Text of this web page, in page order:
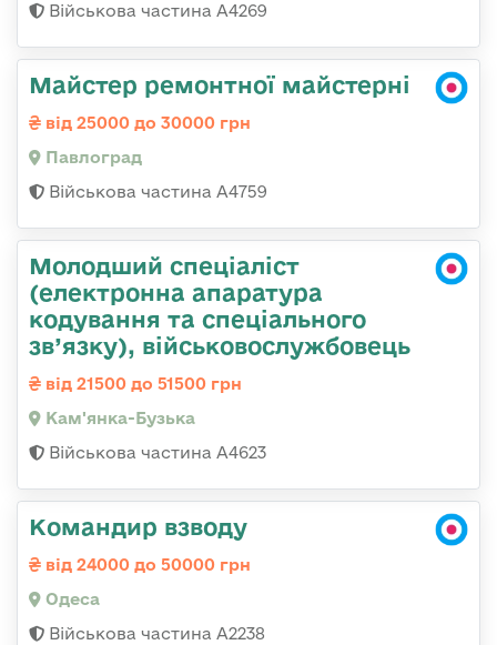
Військова частина А4269
Майстер ремонтної майстерні
від 25000 до 30000 грн
Павлоград
Військова частина А4759
Молодший спеціаліст
(електронна апаратура
кодування та спеціального
зв’язку), військовослужбовець
від 21500 до 51500 грн
Кам'янка-Бузька
Військова частина А4623
Командир взводу
від 24000 до 50000 грн
Одеса
Військова частина А2238